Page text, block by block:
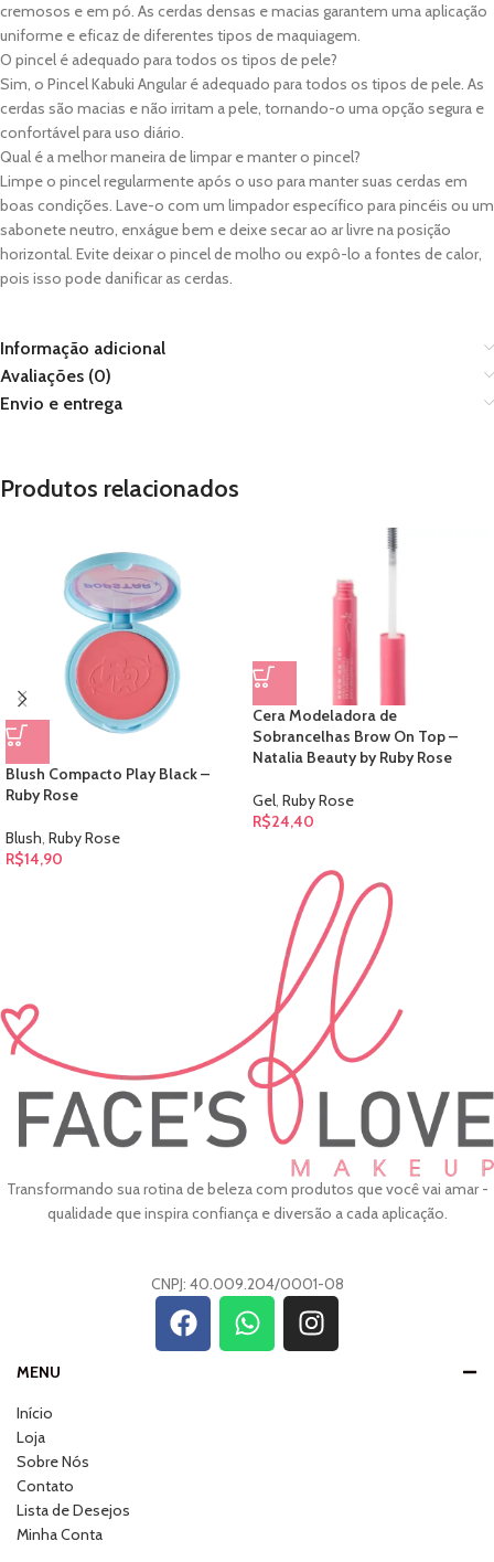
cremosos e em pó. As cerdas densas e macias garantem uma aplicação
uniforme e eficaz de diferentes tipos de maquiagem.
O pincel é adequado para todos os tipos de pele?
Sim, o Pincel Kabuki Angular é adequado para todos os tipos de pele. As
cerdas são macias e não irritam a pele, tornando-o uma opção segura e
confortável para uso diário.
Qual é a melhor maneira de limpar e manter o pincel?
Limpe o pincel regularmente após o uso para manter suas cerdas em
boas condições. Lave-o com um limpador específico para pincéis ou um
sabonete neutro, enxágue bem e deixe secar ao ar livre na posição
horizontal. Evite deixar o pincel de molho ou expô-lo a fontes de calor,
pois isso pode danificar as cerdas.
Informação adicional
Avaliações (0)
Envio e entrega
Produtos relacionados
Blush Compacto Play Black –
Ruby Rose
Blush, Ruby Rose
R$14,90
Cera Modeladora de
Sobrancelhas Brow On Top –
Natalia Beauty by Ruby Rose
Gel, Ruby Rose
R$24,40
Transformando sua rotina de beleza com produtos que você vai amar -
qualidade que inspira confiança e diversão a cada aplicação.
CNPJ: 40.009.204/0001-08
MENU
Início
Loja
Sobre Nós
Contato
Lista de Desejos
Minha Conta